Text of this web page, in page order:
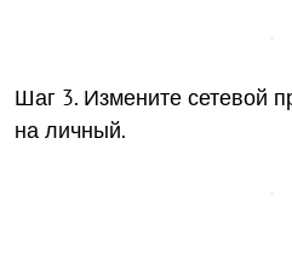
Шаг 3. Измените сетевой
на личный.